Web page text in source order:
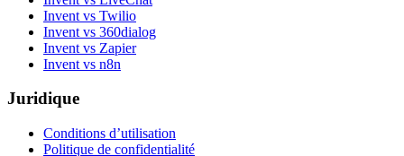
Invent vs Twilio
Invent vs 360dialog
Invent vs Zapier
Invent vs n8n
Juridique
Conditions d’utilisation
Politique de confidentialité